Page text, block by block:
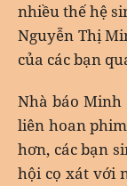
nhiều thế hệ
Nguyễn Thị
của các bạn
Nhà báo Minh
liên hoan
hơn, các bạn
hội cọ xát với